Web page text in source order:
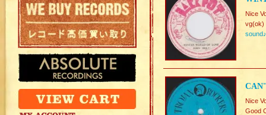
Nice
vg(ok)
sound♪
Nice
Good